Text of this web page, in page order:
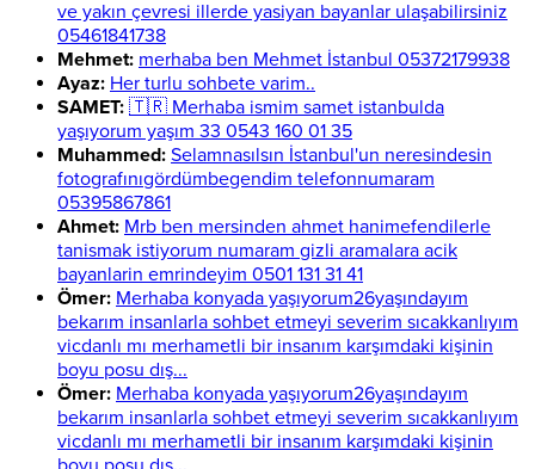
ve yakın çevresi illerde yasiyan bayanlar ulaşabilirsiniz
05461841738
Mehmet: merhaba ben Mehmet İstanbul 05372179938
Ayaz: Her turlu sohbete varim..
SAMET: 🇹🇷 Merhaba ismim samet istanbulda
yaşıyorum yaşım 33 0543 160 01 35
Muhammed: Selamnasılsın İstanbul'un neresindesin
fotografınıgördümbegendim telefonnumaram
05395867861
Ahmet: Mrb ben mersinden ahmet hanimefendilerle
tanismak istiyorum numaram gizli aramalara acik
bayanlarin emrindeyim 0501 131 31 41
Ömer: Merhaba konyada yaşıyorum26yaşındayım
bekarım insanlarla sohbet etmeyi severim sıcakkanlıyım
vicdanlı mı merhametli bir insanım karşımdaki kişinin
boyu posu dış...
Ömer: Merhaba konyada yaşıyorum26yaşındayım
bekarım insanlarla sohbet etmeyi severim sıcakkanlıyım
vicdanlı mı merhametli bir insanım karşımdaki kişinin